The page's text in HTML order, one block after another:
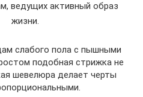
ведущих активный образ
жизни.
слабого пола с пышными
подобная стрижка не
шевелюра делает черты